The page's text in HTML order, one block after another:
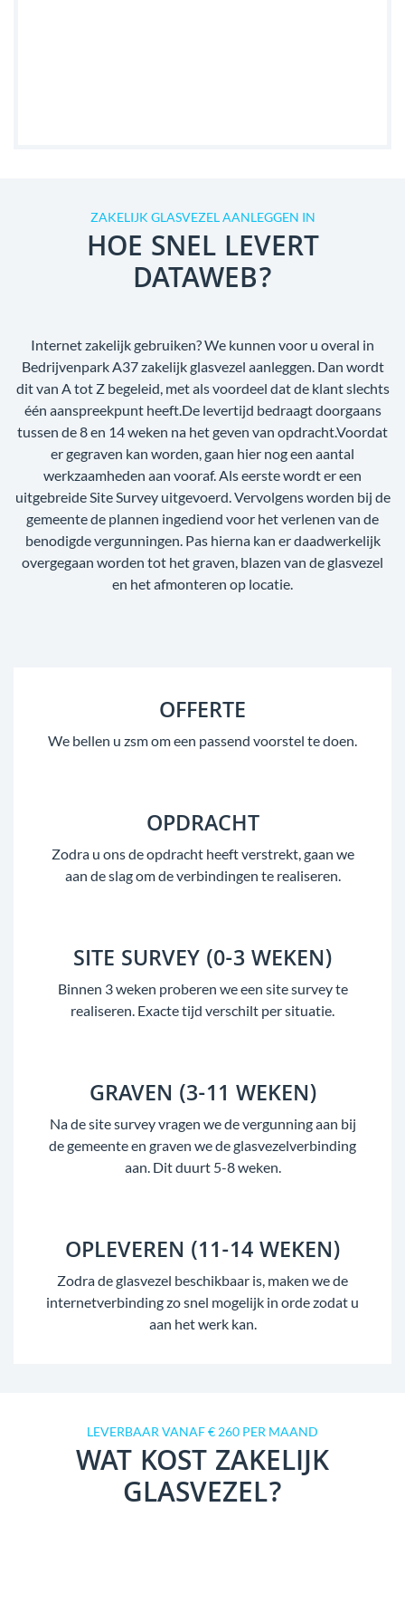
ZAKELIJK GLASVEZEL AANLEGGEN IN
HOE SNEL LEVERT
DATAWEB?
Internet zakelijk gebruiken? We kunnen voor u overal in
Bedrijvenpark A37 zakelijk glasvezel aanleggen. Dan wordt
dit van A tot Z begeleid, met als voordeel dat de klant slechts
één aanspreekpunt heeft.De levertijd bedraagt doorgaans
tussen de 8 en 14 weken na het geven van opdracht.Voordat
er gegraven kan worden, gaan hier nog een aantal
werkzaamheden aan vooraf. Als eerste wordt er een
uitgebreide Site Survey uitgevoerd. Vervolgens worden bij de
gemeente de plannen ingediend voor het verlenen van de
benodigde vergunningen. Pas hierna kan er daadwerkelijk
overgegaan worden tot het graven, blazen van de glasvezel
en het afmonteren op locatie.
OFFERTE
We bellen u zsm om een passend voorstel te doen.
OPDRACHT
Zodra u ons de opdracht heeft verstrekt, gaan we
aan de slag om de verbindingen te realiseren.
SITE SURVEY (0-3 WEKEN)
Binnen 3 weken proberen we een site survey te
realiseren. Exacte tijd verschilt per situatie.
GRAVEN (3-11 WEKEN)
Na de site survey vragen we de vergunning aan bij
de gemeente en graven we de glasvezelverbinding
aan. Dit duurt 5-8 weken.
OPLEVEREN (11-14 WEKEN)
Zodra de glasvezel beschikbaar is, maken we de
internetverbinding zo snel mogelijk in orde zodat u
aan het werk kan.
LEVERBAAR VANAF € 260 PER MAAND
WAT KOST ZAKELIJK
GLASVEZEL?